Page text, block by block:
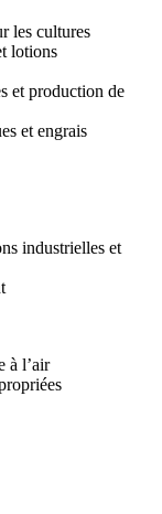
les cultures
lotions
et production de
et engrais
industrielles et
à l’air